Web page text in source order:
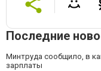
Последние
Минтруда сообщило, в
зарплаты